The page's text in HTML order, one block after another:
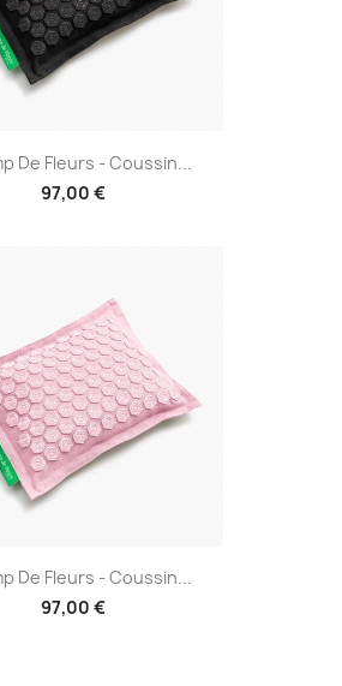
De Fleurs - Coussin...
97,00 €
De Fleurs - Coussin...
97,00 €